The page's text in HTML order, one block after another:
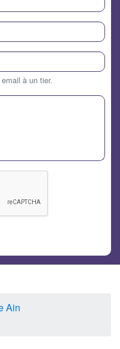
à un tier.
Ain